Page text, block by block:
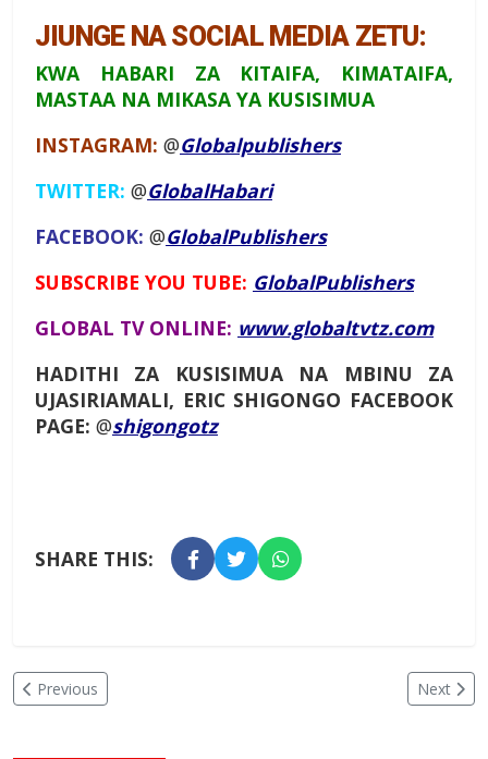
JIUNGE NA SOCIAL MEDIA ZETU:
KWA HABARI ZA KITAIFA, KIMATAIFA,
MASTAA NA MIKASA YA KUSISIMUA
INSTAGRAM: @Globalpublishers
TWITTER: @GlobalHabari
FACEBOOK: @GlobalPublishers
SUBSCRIBE YOU TUBE: GlobalPublishers
GLOBAL TV ONLINE: www.globaltvtz.com
HADITHI ZA KUSISIMUA NA MBINU ZA
UJASIRIAMALI, ERIC SHIGONGO FACEBOOK
PAGE: @shigongotz
SHARE THIS:
Previous Next